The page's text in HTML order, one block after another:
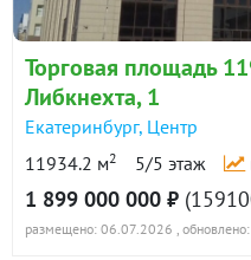
Торговая площадь
Либкнехта, 1
Екатеринбург, Центр
11934.2 м2 5/5 этаж
1 899 000 000 ₽
размещено: 06.07.2026 ,